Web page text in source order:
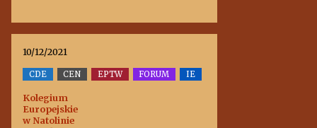
10/12/2021
CDE CEN EPTW FORUM IE
Kolegium
Europejskie
w Natolinie